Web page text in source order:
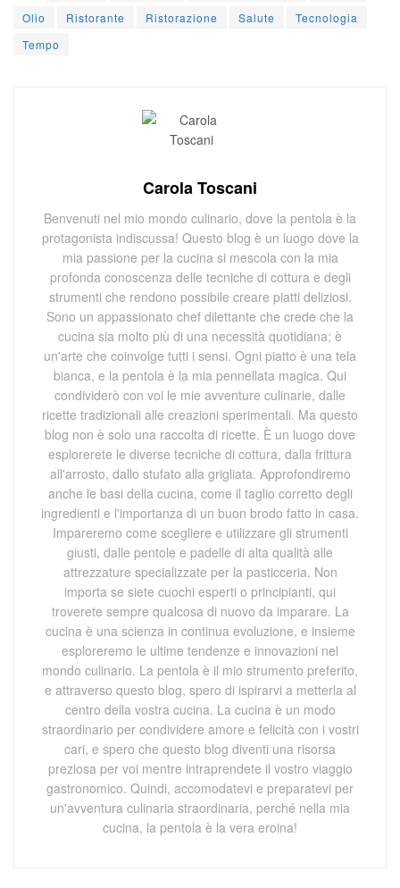
Olio
Ristorante Ristorazione Salute
Tecnologia
Tempo
Carola Toscani
Benvenuti nel mio mondo culinario, dove la pentola è la
protagonista indiscussa! Questo blog è un luogo dove la
mia passione per la cucina si mescola con la mia
profonda conoscenza delle tecniche di cottura e degli
strumenti che rendono possibile creare piatti deliziosi.
Sono un appassionato chef dilettante che crede che la
cucina sia molto più di una necessità quotidiana; è
un'arte che coinvolge tutti i sensi. Ogni piatto è una tela
bianca, e la pentola è la mia pennellata magica. Qui
condividerò con voi le mie avventure culinarie, dalle
ricette tradizionali alle creazioni sperimentali. Ma questo
blog non è solo una raccolta di ricette. È un luogo dove
esplorerete le diverse tecniche di cottura, dalla frittura
all'arrosto, dallo stufato alla grigliata. Approfondiremo
anche le basi della cucina, come il taglio corretto degli
ingredienti e l'importanza di un buon brodo fatto in casa.
Impareremo come scegliere e utilizzare gli strumenti
giusti, dalle pentole e padelle di alta qualità alle
attrezzature specializzate per la pasticceria. Non
importa se siete cuochi esperti o principianti, qui
troverete sempre qualcosa di nuovo da imparare. La
cucina è una scienza in continua evoluzione, e insieme
esploreremo le ultime tendenze e innovazioni nel
mondo culinario. La pentola è il mio strumento preferito,
e attraverso questo blog, spero di ispirarvi a metterla al
centro della vostra cucina. La cucina è un modo
straordinario per condividere amore e felicità con i vostri
cari, e spero che questo blog diventi una risorsa
preziosa per voi mentre intraprendete il vostro viaggio
gastronomico. Quindi, accomodatevi e preparatevi per
un'avventura culinaria straordinaria, perché nella mia
cucina, la pentola è la vera eroina!